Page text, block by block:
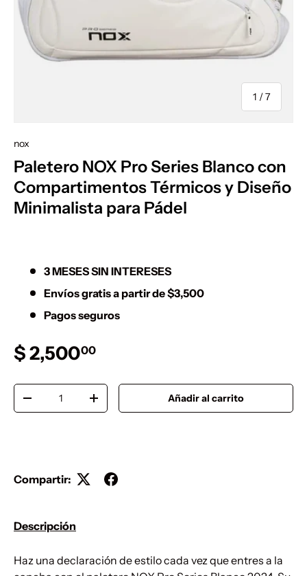
1 /de
7
nox
Paletero NOX Pro Series Blanco con
Compartimentos Térmicos y Diseño
Minimalista para Pádel
3 MESES SIN INTERESES
Envíos gratis a partir de $3,500
Pagos seguros
Precio normal
$ 2,50000
Cant.
Disminuir cantidadAumentar la cantidadAñadir al carrito
Compartir:
Descripción
Haz una declaración de estilo cada vez que entres a la